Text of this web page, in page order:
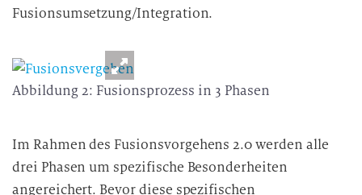
Fusionsumsetzung/Integration.
Abbildung 2: Fusionsprozess in 3 Phasen
Im Rahmen des Fusionsvorgehens 2.0 werden alle
drei Phasen um spezifische Besonderheiten
angereichert. Bevor diese spezifischen